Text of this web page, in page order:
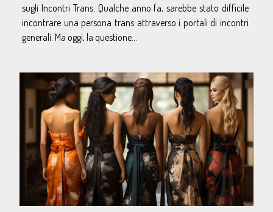
sugli Incontri Trans. Qualche anno fa, sarebbe stato difficile
incontrare una persona trans attraverso i portali di incontri
generali. Ma oggi, la questione...